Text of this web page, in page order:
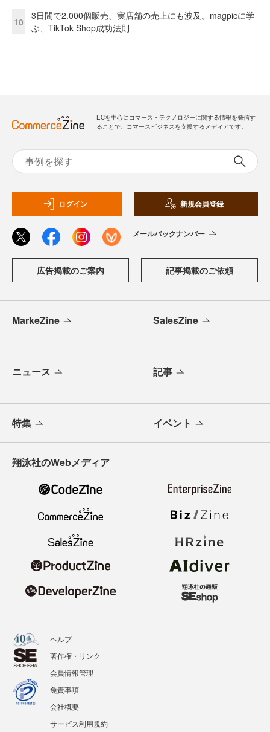
10
3日間で2.000個販売、実店舗の売上にも波及。magpicに学
ぶ、TikTok Shop成功法則
ECを中心にコマース・テクノロジーに関する情報を発信す
ることで、コマースビジネスを支援するメディアです。
ログイン 新規会員登録
メールバックナンバー
広告掲載のご案内 記事掲載のご依頼
MarkeZine SalesZine
ニュース 記事
特集 イベント
翔泳社のWebメディア
ヘルプ
著作権・リンク
会員情報管理
免責事項
会社概要
サービス利用規約